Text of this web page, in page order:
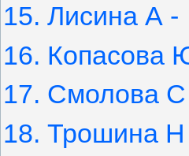
15. Лисина А
16. Копасова
17. Смолова
18. Трошина Н